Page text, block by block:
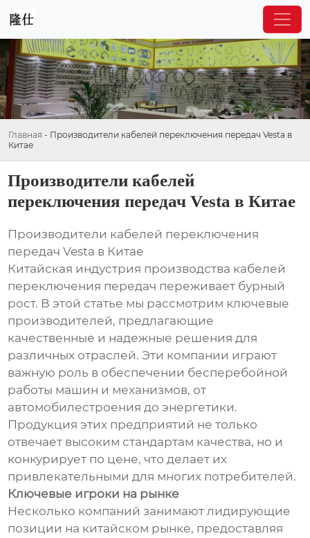
Главная - Производители кабелей переключения передач Vesta в
Китае
Производители кабелей
переключения передач Vesta в Китае
Производители кабелей переключения
передач Vesta в Китае
Китайская индустрия производства кабелей
переключения передач переживает бурный
рост. В этой статье мы рассмотрим ключевые
производителей, предлагающие
качественные и надежные решения для
различных отраслей. Эти компании играют
важную роль в обеспечении бесперебойной
работы машин и механизмов, от
автомобилестроения до энергетики.
Продукция этих предприятий не только
отвечает высоким стандартам качества, но и
конкурирует по цене, что делает их
привлекательными для многих потребителей.
Ключевые игроки на рынке
Несколько компаний занимают лидирующие
позиции на китайском рынке, предоставляя